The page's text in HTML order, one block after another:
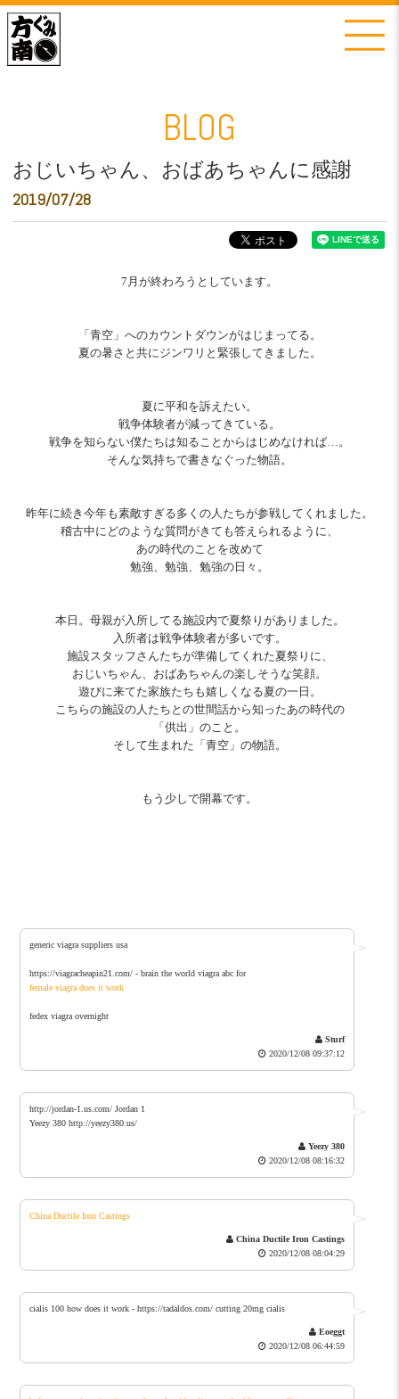
BLOG
おじいちゃん、おばあちゃんに感謝
2019/07/28
7月が終わろうとしています。
「青空」へのカウントダウンがはじまってる。
夏の暑さと共にジンワリと緊張してきました。
夏に平和を訴えたい。
戦争体験者が減ってきている。
戦争を知らない僕たちは知ることからはじめなければ…。
そんな気持ちで書きなぐった物語。
昨年に続き今年も素敵すぎる多くの人たちが参戦してくれました。
稽古中にどのような質問がきても答えられるように、
あの時代のことを改めて
勉強、勉強、勉強の日々。
本日。母親が入所してる施設内で夏祭りがありました。
入所者は戦争体験者が多いです。
施設スタッフさんたちが準備してくれた夏祭りに、
おじいちゃん、おばあちゃんの楽しそうな笑顔。
遊びに来てた家族たちも嬉しくなる夏の一日。
こちらの施設の人たちとの世間話から知ったあの時代の
「供出」のこと。
そして生まれた「青空」の物語。
もう少しで開幕です。
generic viagra suppliers usa
https://viagracheapin21.com/ - brain the world viagra abc for
female viagra does it work
fedex viagra overnight
Sturf
2020/12/08 09:37:12
http://jordan-1.us.com/ Jordan 1
Yeezy 380 http://yeezy380.us/
Yeezy 380
2020/12/08 08:16:32
China Ductile Iron Castings
China Ductile Iron Castings
2020/12/08 08:04:29
cialis 100 how does it work - https://tadaldos.com/ cutting 20mg cialis
Eoeggt
2020/12/08 06:44:59